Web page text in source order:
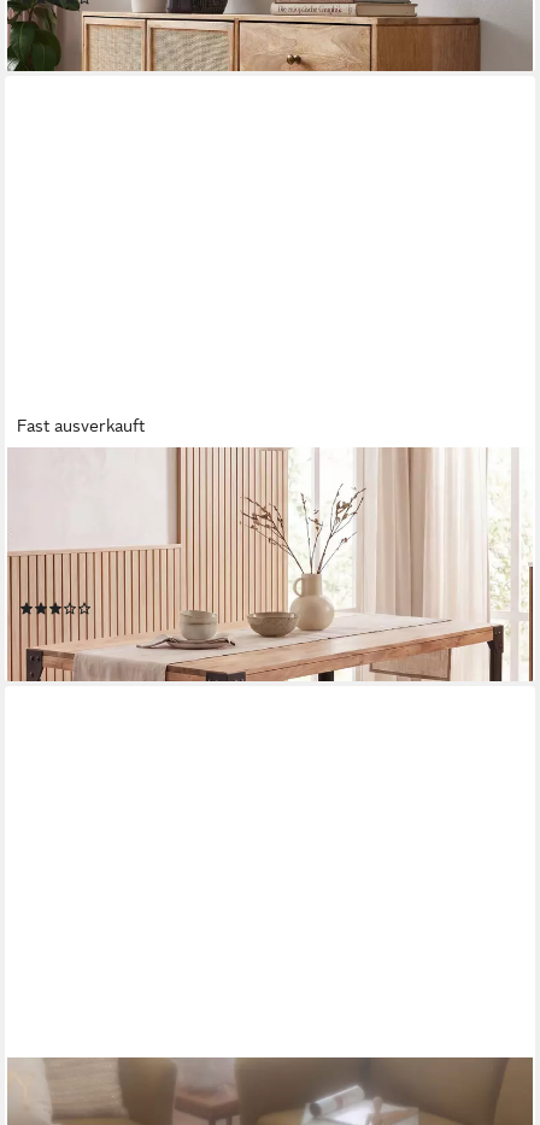
589,95 €
lieferbar - in 3-4 Werktagen bei dir
Fast ausverkauft
Esstisch FB105165 Akazie Esszimmertisch 120cm Massivholz
Küchentisch Industrial (Holztisch Esszimmer Modern,
Esszimmertisch Klein), Akazie Massivholz Rechteckig,
lieferbar - in 2-3 Werktagen bei dir
FINEBUY
Couchtisch FB54897 Massivholz 105cm rechteckig